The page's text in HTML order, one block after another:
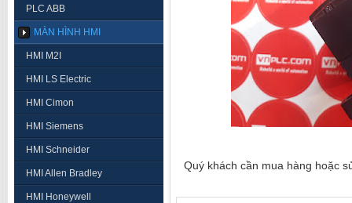
PLC ABB
MÀN HÌNH HMI
HMI M2I
HMI LS Electric
HMI Cimon
HMI Siemens
HMI Schneider
HMI Allen Bradley
HMI Honeywell
Quý khách cần mua hàng hoặc